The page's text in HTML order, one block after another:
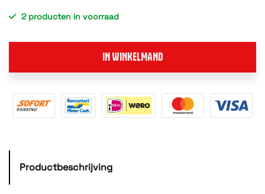
2 producten in voorraad
IN WINKELMAND
Productbeschrijving